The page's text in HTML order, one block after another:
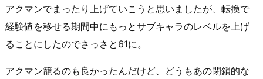
アクマンでまったり上げていこうと思いましたが、転換で
経験値を移せる期間中にもっとサブキャラのレベルを上げ
ることにしたのでさっさと61に。
アクマン籠るのも良かったんだけど、どうもあの閉鎖的な